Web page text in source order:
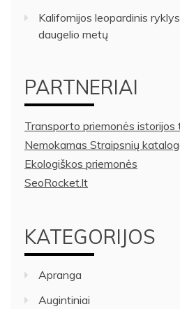
Kalifornijos leopardinis
daugelio metų
PARTNERIAI
Transporto priemonės istorijos
Nemokamas Straipsnių
Ekologiškos priemonės
SeoRocket.lt
KATEGORIJOS
Apranga
Augintiniai